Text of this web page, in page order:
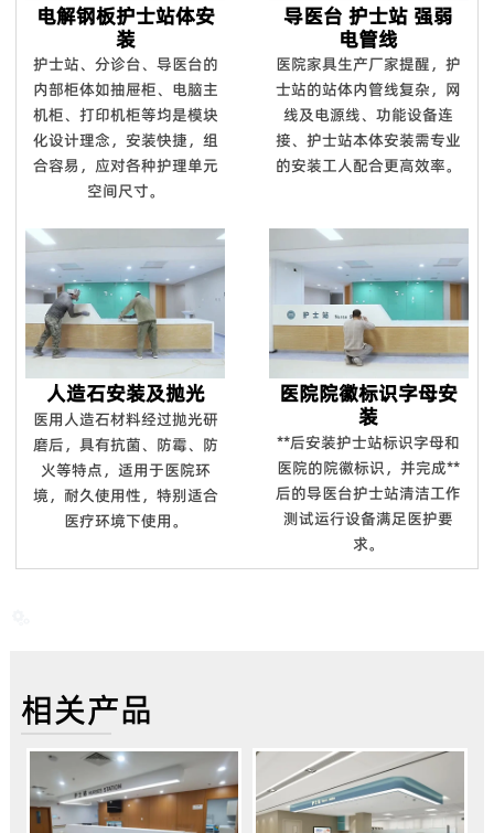
电解钢板护士站体安
装
护士站、分诊台、导医台的
内部柜体如抽屉柜、电脑主
机柜、打印机柜等均是模块
化设计理念，安装快捷，组
合容易，应对各种护理单元
空间尺寸。
导医台 护士站 强弱
电管线
医院家具生产厂家提醒，护
士站的站体内管线复杂，网
线及电源线、功能设备连
接、护士站本体安装需专业
的安装工人配合更高效率。
人造石安装及抛光
医用人造石材料经过抛光研
磨后，具有抗菌、防霉、防
火等特点，适用于医院环
境，耐久使用性，特别适合
医疗环境下使用。
医院院徽标识字母安
装
**后安装护士站标识字母和
医院的院徽标识，并完成**
后的导医台护士站清洁工作
测试运行设备满足医护要
求。
相关产品